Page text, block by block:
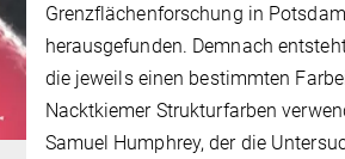
Grenzflächenforschung in
herausgefunden. Demnach
die jeweils einen bestimmten
Nacktkiemer Strukturfarben
Samuel Humphrey, der die